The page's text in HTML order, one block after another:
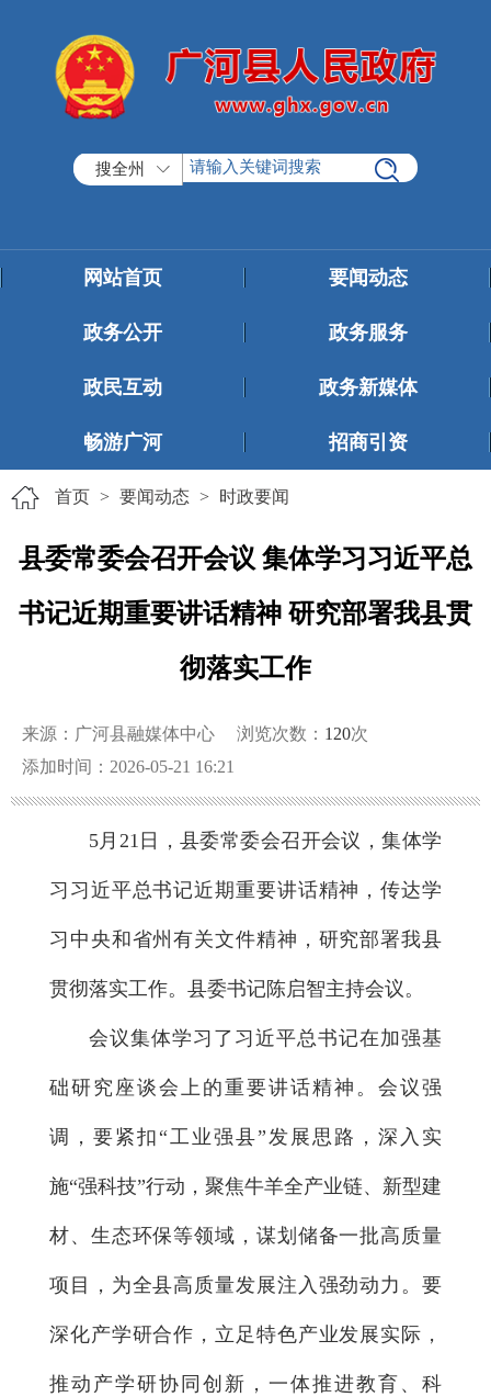
搜全州
网站首页 要闻动态
政务公开 政务服务
政民互动 政务新媒体
畅游广河 招商引资
首页 > 要闻动态 > 时政要闻
县委常委会召开会议 集体学习习近平总
书记近期重要讲话精神 研究部署我县贯
彻落实工作
来源：广河县融媒体中心 浏览次数： 120次
添加时间：2026-05-21 16:21
5月21日，县委常委会召开会议，集体学
习习近平总书记近期重要讲话精神，传达学
习中央和省州有关文件精神，研究部署我县
贯彻落实工作。县委书记陈启智主持会议。
会议集体学习了习近平总书记在加强基
础研究座谈会上的重要讲话精神。会议强
调，要紧扣“工业强县”发展思路，深入实
施“强科技”行动，聚焦牛羊全产业链、新型建
材、生态环保等领域，谋划储备一批高质量
项目，为全县高质量发展注入强劲动力。要
深化产学研合作，立足特色产业发展实际，
推动产学研协同创新，一体推进教育、科